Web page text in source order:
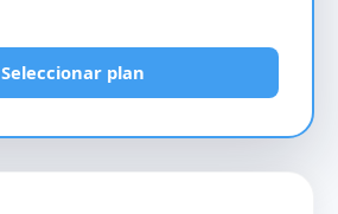
Seleccionar plan